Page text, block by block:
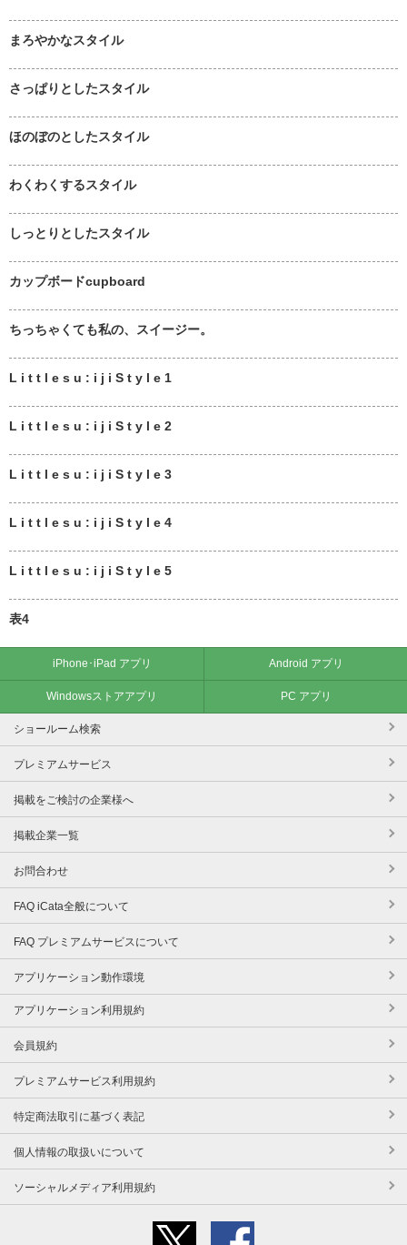
まろやかなスタイル
さっぱりとしたスタイル
ほのぼのとしたスタイル
わくわくするスタイル
しっとりとしたスタイル
カップボードcupboard
ちっちゃくても私の、スイージー。
L i t t l e s u : i j i S t y l e 1
L i t t l e s u : i j i S t y l e 2
L i t t l e s u : i j i S t y l e 3
L i t t l e s u : i j i S t y l e 4
L i t t l e s u : i j i S t y l e 5
表4
iPhone･iPad アプリ Android アプリ
Windowsストアアプリ PC アプリ
ショールーム検索
プレミアムサービス
掲載をご検討の企業様へ
掲載企業一覧
お問合わせ
FAQ iCata全般について
FAQ プレミアムサービスについて
アプリケーション動作環境
アプリケーション利用規約
会員規約
プレミアムサービス利用規約
特定商法取引に基づく表記
個人情報の取扱いについて
ソーシャルメディア利用規約